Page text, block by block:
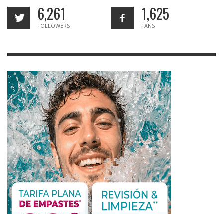
6,261
FOLLOWERS
1,625
FANS